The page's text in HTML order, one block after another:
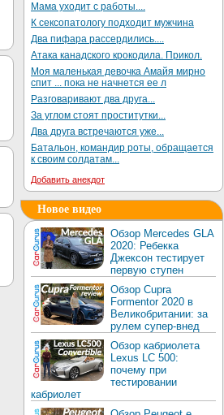
Мама уходит с работы....
К сексопатологу подходит мужчина
Два пифара рассердились....
Атака канадского крокодила. Прикол.
Моя маленькая девочка Амайя мирно
спит ... пока не начнется ее л
Разговаривают два друга...
За углом стоят проститутки...
Два друга встречаются уже...
Батальон, командир роты, обращается
к своим солдатам...
Добавить анекдот
Новое видео
Обзор Mercedes GLA
2020: Ребекка
Джексон тестирует
первую ступен
Обзор Cupra
Formentor 2020 в
Великобритании: за
рулем супер-внед
Обзор кабриолета
Lexus LC 500:
почему при
тестировании
кабриолет